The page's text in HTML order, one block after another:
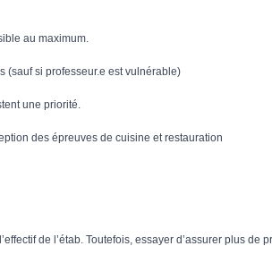
au maximum.
(sauf si professeur.e est vulnérable)
une priorité.
des épreuves de cuisine et restauration
de l’étab. Toutefois, essayer d’assurer plus de